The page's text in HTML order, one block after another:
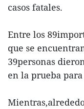
casos fatales.
Entre los
que se
39personas
en la prueba